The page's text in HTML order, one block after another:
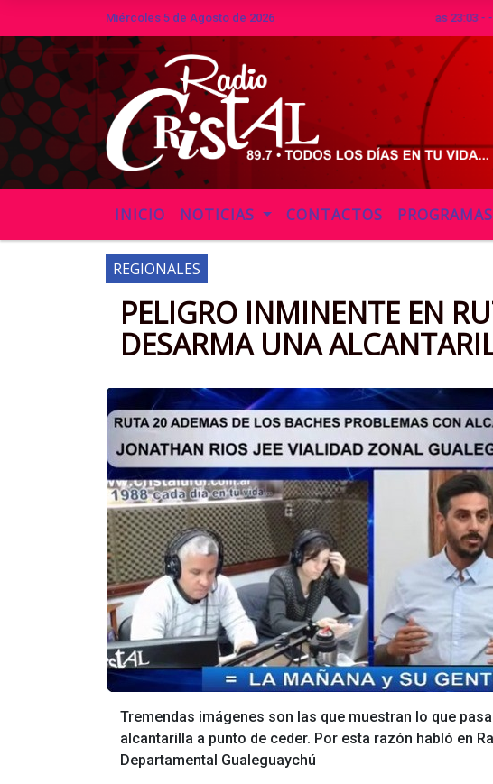
Miércoles 5 de Agosto de 2026
Hoy es Miércoles 5 de Agosto de 2026 y son las 23:03 - -
INICIO NOTICIAS CONTACTOS PROGRAMAS
REGIONALES
PELIGRO INMINENTE EN
DESARMA UNA
Tremendas imágenes son las que muestran lo que
alcantarilla a punto de ceder. Por esta razón habló en
Departamental Gualeguaychú